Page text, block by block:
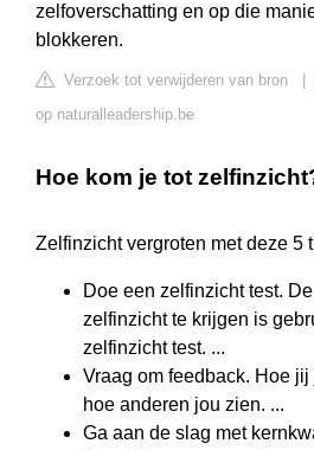
zelfoverschatting en op die
blokkeren.
Verzoek tot verwijderen van bron
op naturalleadership.be
Hoe kom je tot
Zelfinzicht vergroten met deze 5
Doe een zelfinzicht test.
zelfinzicht te krijgen is
zelfinzicht test. ...
Vraag om feedback. Hoe
hoe anderen jou zien. ...
Ga aan de slag met